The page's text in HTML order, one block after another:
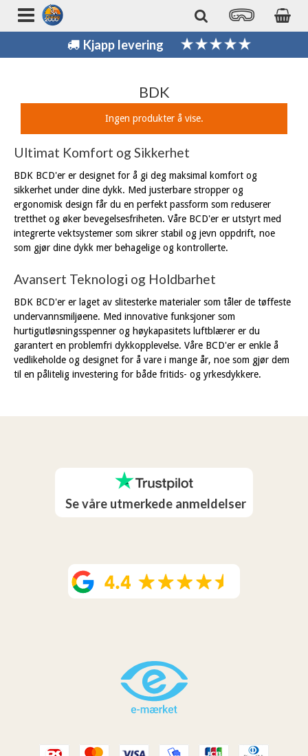
Kjapp levering
BDK
Ingen produkter å vise.
Ultimat Komfort og Sikkerhet
BDK BCD'er er designet for å gi deg maksimal komfort og
sikkerhet under dine dykk. Med justerbare stropper og
ergonomisk design får du en perfekt passform som reduserer
tretthet og øker bevegelsesfriheten. Våre BCD'er er utstyrt med
integrerte vektsystemer som sikrer stabil og jevn oppdrift, noe
som gjør dine dykk mer behagelige og kontrollerte.
Avansert Teknologi og Holdbarhet
BDK BCD'er er laget av slitesterke materialer som tåler de tøffeste
undervannsmiljøene. Med innovative funksjoner som
hurtigutløsningsspenner og høykapasitets luftblærer er du
garantert en problemfri dykkopplevelse. Våre BCD'er er enkle å
vedlikeholde og designet for å vare i mange år, noe som gjør dem
til en pålitelig investering for både fritids- og yrkesdykkere.
Se våre utmerkede anmeldelser